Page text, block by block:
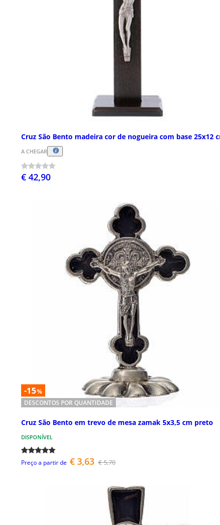
Cruz São Bento madeira cor de nogueira com base 25x12
A CHEGAR
€ 42,90
-15%
DESCONTOS POR QUANTIDADE
Cruz São Bento em trevo de mesa zamak 5x3,5 cm preto
DISPONÍVEL
Preço a partir de € 3,63 € 5,70